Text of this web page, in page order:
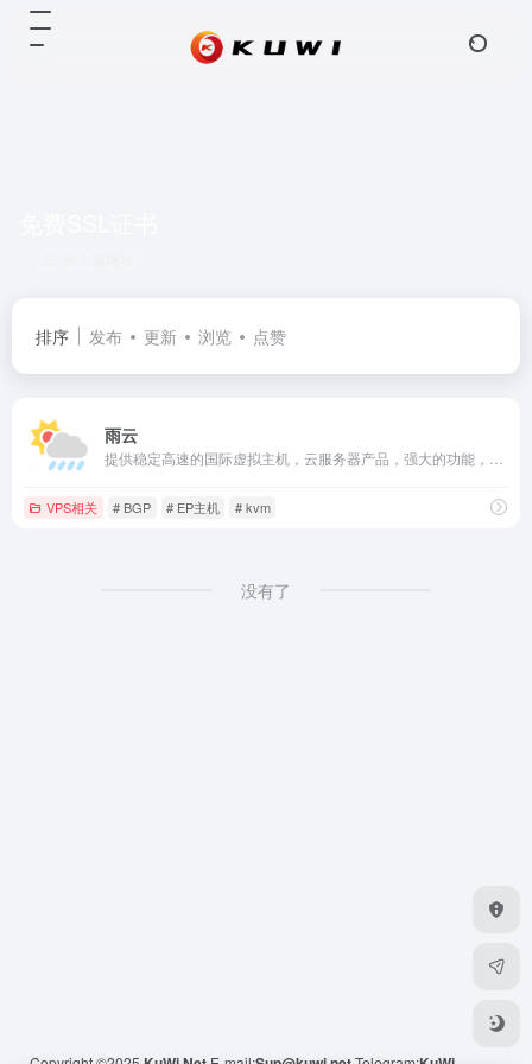
排序 发布 更新 浏览 点赞
雨云
VPS相关 # BGP # EP主机 # kvm
没有了